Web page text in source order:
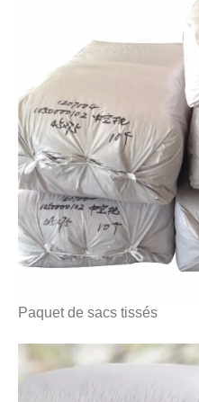
Paquet de sacs tissés